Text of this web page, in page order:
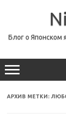
Блог о Японском
АРХИВ МЕТКИ: